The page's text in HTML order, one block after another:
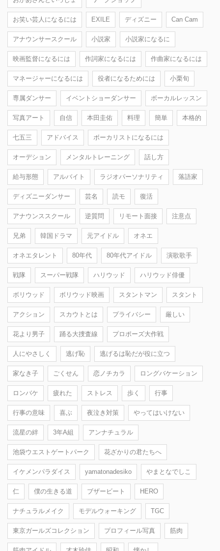
お笑い芸人になるには EXILE ディズニー Can Cam
アナウンサースクール 小説家 小説家になるに
映画監督になるには 作詞家になるには 作曲家になるには
マネージャーになるには 役者になるためには 小栗旬
専属ダンサー イベントショーダンサー ボーカルレッスン
写真アート 自信 本田圭佑 料理 簡単 本格的
七五三 アドバイス ボーカリストになるには
オーデション メンタルトレーニング 話し方
給与形態 アルバイト ラジオパーソナリティ 落語家
ディズニーダンサー 芸名 読モ 復活
アナウンススクール 逆質問 リモート面接 注意点
兄弟 韓国ドラマ 元アイドル オネエ
オネエタレント 80年代 80年代アイドル 演歌歌手
戦隊 スーパー戦隊 ハリウッド ハリウッド俳優
ボリウッド ボリウッド映画 スタントマン スタント
アクション スカウトとは プライバシー 厳しい
花より男子 踊る大捜査線 プロポーズ大作戦
人にやさしく 逃げ恥 逃げるは恥だが役に立つ
家なき子 ごくせん 恋ノチカラ ロングバケーション
ロンバケ 疲れた ストレス 歩く 行事
行事の意味 喜ぶ 夜泣き対策 やってはいけない
流星の絆 3年A組 アンナチュラル
池袋ウエストゲートパーク 花ざかりの君たちへ
イケメンパラダイス yamatonadesiko やまとなでしこ
仁 僕の生きる道 ブザービート HERO
ナチュラルメイク モデルウォーキング TGC
東京ガールズコレクション プロフィール写真 筋肉